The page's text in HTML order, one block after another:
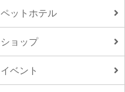
ペットホテル
ショップ
イベント